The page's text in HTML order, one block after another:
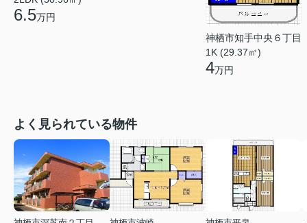
6.5万円
神栖市知手中央６丁目
1K (29.37㎡)
4万円
よく見られている物件